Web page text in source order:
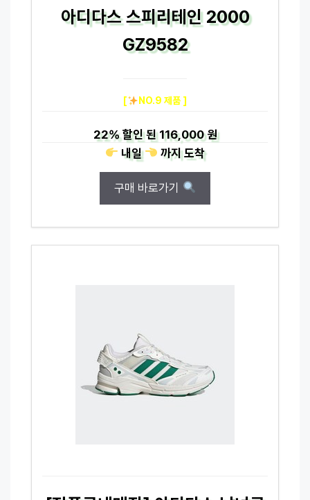
아디다스 스피리테인 2000
GZ9582
[ NO.9 제품 ]
22%할인 된116,000 원
내일
까지도착
구매 바로가기